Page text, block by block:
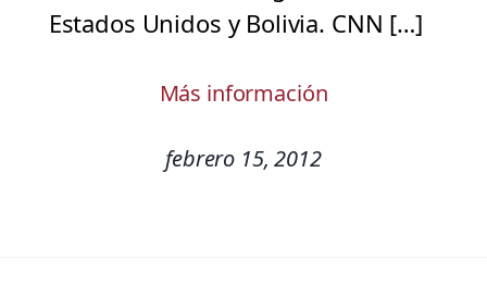
Estados Unidos y Bolivia. CNN […]
Más información
febrero 15, 2012